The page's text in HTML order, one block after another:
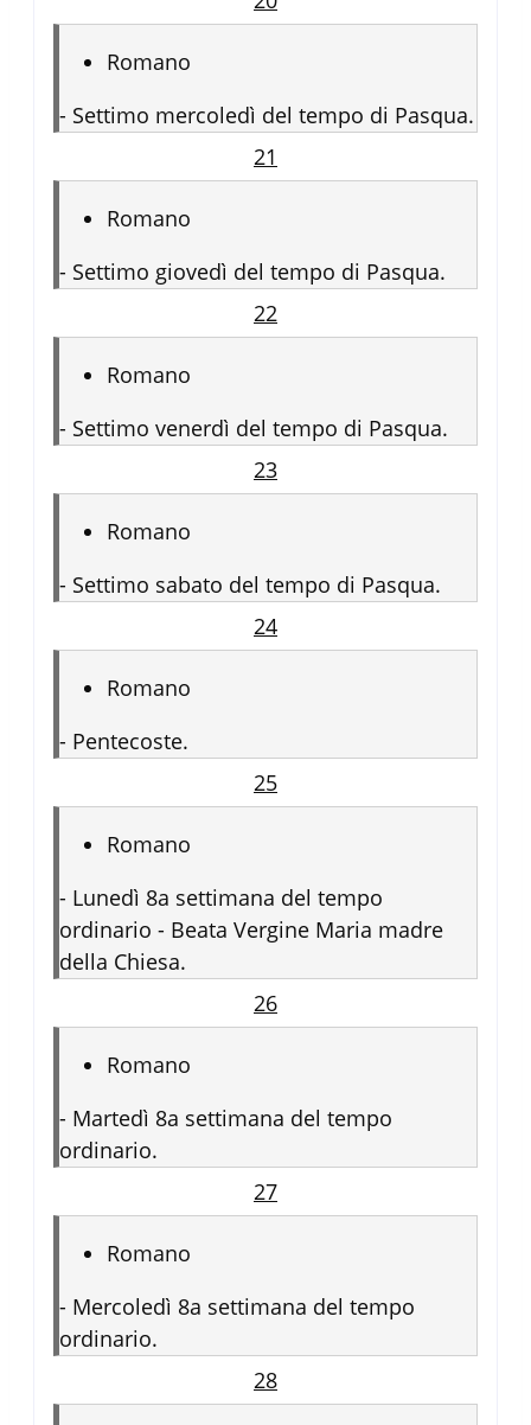
Romano
- Settimo mercoledì del tempo di Pasqua.
21
Romano
- Settimo giovedì del tempo di Pasqua.
22
Romano
- Settimo venerdì del tempo di Pasqua.
23
Romano
- Settimo sabato del tempo di Pasqua.
24
Romano
- Pentecoste.
25
Romano
- Lunedì 8a settimana del tempo
ordinario - Beata Vergine Maria madre
della Chiesa.
26
Romano
- Martedì 8a settimana del tempo
ordinario.
27
Romano
- Mercoledì 8a settimana del tempo
ordinario.
28